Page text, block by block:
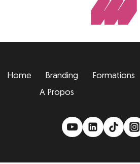
Home Branding Formations
A Propos